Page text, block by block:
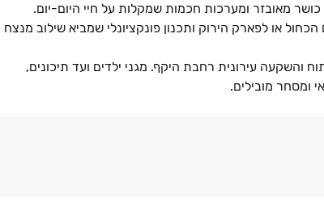
מאובזר ומערכות חכמות שמקלות על חיי היום‏-יום.
או לפארק הירוק ותכנון פונקציונלי שמביא שילוב מנצח
עירונית רחבת היקף. מגני ילדים ועד תיכונים,
ומסחר מובילים.
דופן.